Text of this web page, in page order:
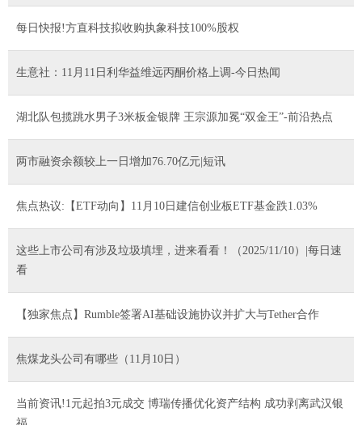
每日快报!方直科技拟收购执象科技100%股权
生意社：11月11日利华益维远丙酮价格上调-今日热闻
湖北队包揽跳水男子3米板金银牌 王宗源加冕“双金王”-前沿热点
两市融资余额较上一日增加76.70亿元|短讯
焦点热议:【ETF动向】11月10日建信创业板ETF基金跌1.03%
这些上市公司有涉及垃圾填埋，进来看看！（2025/11/10）|每日速
看
【独家焦点】Rumble签署AI基础设施协议并扩大与Tether合作
焦煤龙头公司有哪些（11月10日）
当前资讯!1元起拍3元成交 博瑞传播优化资产结构 成功剥离武汉银